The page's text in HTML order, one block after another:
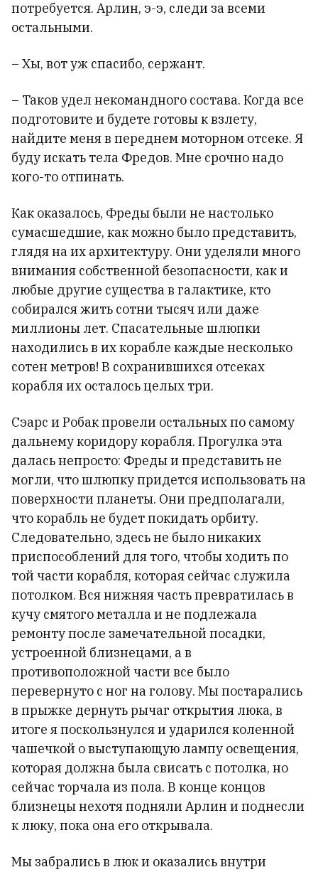
потребуется. Арлин, э-э, следи за всеми
остальными.
– Хы, вот уж спасибо, сержант.
– Таков удел некомандного состава. Когда все
подготовите и будете готовы к взлету,
найдите меня в переднем моторном отсеке. Я
буду искать тела Фредов. Мне срочно надо
кого-то отпинать.
Как оказалось, Фреды были не настолько
сумасшедшие, как можно было представить,
глядя на их архитектуру. Они уделяли много
внимания собственной безопасности, как и
любые другие существа в галактике, кто
собирался жить сотни тысяч или даже
миллионы лет. Спасательные шлюпки
находились в их корабле каждые несколько
сотен метров! В сохранившихся отсеках
корабля их осталось целых три.
Сэарс и Робак провели остальных по самому
дальнему коридору корабля. Прогулка эта
далась непросто: Фреды и представить не
могли, что шлюпку придется использовать на
поверхности планеты. Они предполагали,
что корабль не будет покидать орбиту.
Следовательно, здесь не было никаких
приспособлений для того, чтобы ходить по
той части корабля, которая сейчас служила
потолком. Вся нижняя часть превратилась в
кучу смятого металла и не подлежала
ремонту после замечательной посадки,
устроенной близнецами, а в
противоположной части все было
перевернуто с ног на голову. Мы постарались
в прыжке дернуть рычаг открытия люка, в
итоге я поскользнулся и ударился коленной
чашечкой о выступающую лампу освещения,
которая должна была свисать с потолка, но
сейчас торчала из пола. В конце концов
близнецы нехотя подняли Арлин и поднесли
к люку, пока она его открывала.
Мы забрались в люк и оказались внутри